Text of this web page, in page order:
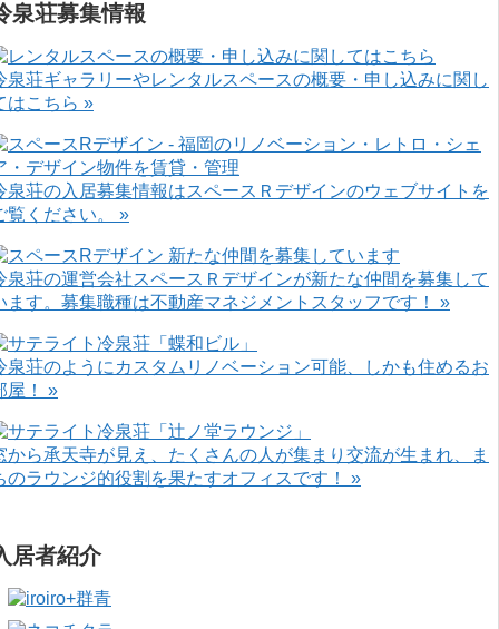
泉荘募集情報
泉荘ギャラリーやレンタルスペースの概要・申し込みに関し
はこちら »
泉荘の入居募集情報はスペースＲデザインのウェブサイトを
覧ください。 »
泉荘の運営会社スペースＲデザインが新たな仲間を募集して
ます。募集職種は不動産マネジメントスタッフです！ »
泉荘のようにカスタムリノベーション可能、しかも住めるお
屋！ »
から承天寺が見え、たくさんの人が集まり交流が生まれ、ま
のラウンジ的役割を果たすオフィスです！ »
居者紹介